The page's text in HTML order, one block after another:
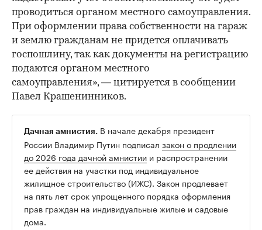
проводиться органом местного самоуправления.
При оформлении права собственности на гараж
и землю гражданам не придется оплачивать
госпошлину, так как документы на регистрацию
подаются органом местного
самоуправления», — цитируется в сообщении
Павел Крашенинников.
Дачная амнистия. В начале декабря президент
России Владимир Путин подписал закон о продлении
до 2026 года дачной амнистии и распространении
ее действия на участки под индивидуальное
жилищное строительство (ИЖС). Закон продлевает
на пять лет срок упрощенного порядка оформления
прав граждан на индивидуальные жилые и садовые
дома.